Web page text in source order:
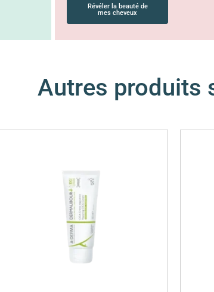
Révéler la beauté de
mes cheveux
Autres produits